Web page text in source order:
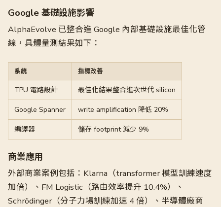
Google 基礎設施影響
AlphaEvolve 已整合進 Google 內部基礎設施最佳化管
線，具體量測結果如下：
系統 指標改善
TPU 電路設計 最佳化結果整合進次世代 silicon
Google Spanner write amplification 降低 20%
編譯器 儲存 footprint 減少 9%
商業應用
外部商業案例包括：Klarna（transformer 模型訓練速度
加倍）、FM Logistic（路由效率提升 10.4%）、
Schrödinger（分子力場訓練加速 4 倍）、半導體廠商